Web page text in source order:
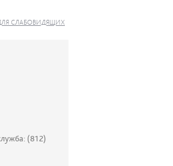
СЛАБОВИДЯЩИХ
(812)